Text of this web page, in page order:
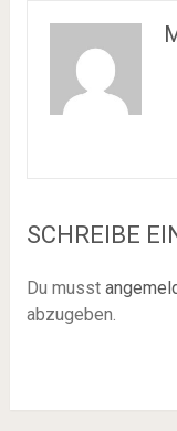
SCHREIBE
Du musst
abzugeben.